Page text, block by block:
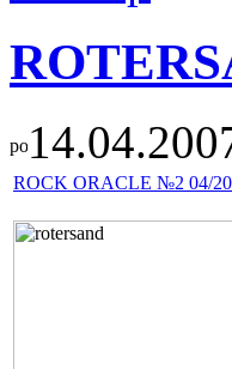
ROCK ORACLE №2 04/